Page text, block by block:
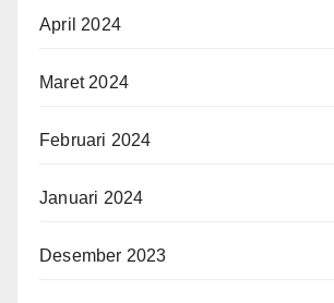
April 2024
Maret 2024
Februari 2024
Januari 2024
Desember 2023